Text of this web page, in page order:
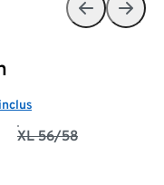
XL 56/58